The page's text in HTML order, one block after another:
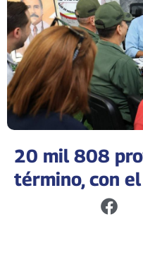
20 mil 808
término, con